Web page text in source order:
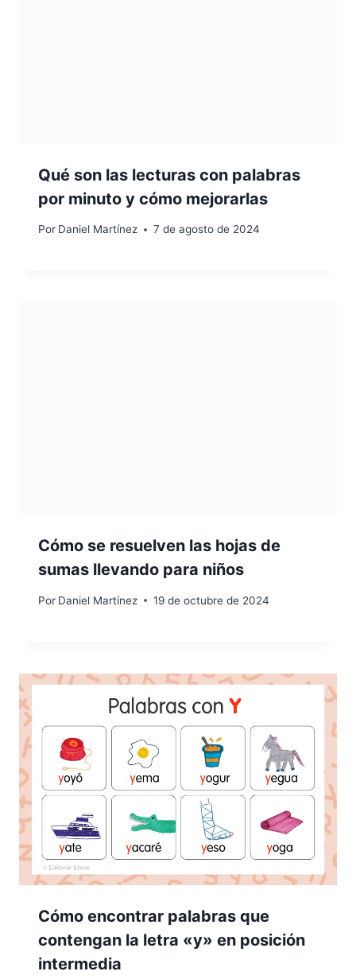
Qué son las lecturas con palabras
por minuto y cómo mejorarlas
Por Daniel Martínez 7 de agosto de 2024
Cómo se resuelven las hojas de
sumas llevando para niños
Por Daniel Martínez 19 de octubre de 2024
Cómo encontrar palabras que
contengan la letra «y» en posición
intermedia